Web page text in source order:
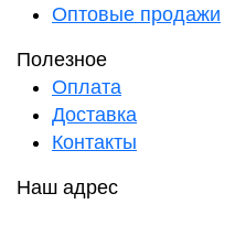
Оптовые продажи
Полезное
Оплата
Доставка
Контакты
Наш адрес